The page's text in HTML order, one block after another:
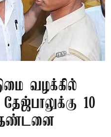
வழக்கில்
10
தண்டனை